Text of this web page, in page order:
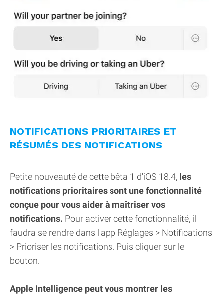
NOTIFICATIONS PRIORITAIRES ET
RÉSUMÉS DES NOTIFICATIONS
Petite nouveauté de cette bêta 1 d'iOS 18.4, les
notifications prioritaires sont une fonctionnalité
conçue pour vous aider à maîtriser vos
notifications. Pour activer cette fonctionnalité, il
faudra se rendre dans l'app Réglages > Notifications
> Prioriser les notifications. Puis cliquer sur le
bouton.
Apple Intelligence peut vous montrer les